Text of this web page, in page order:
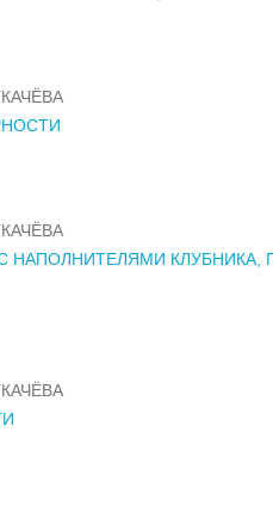
НАПОЛНИТЕЛЯМИ КЛУБНИКА,